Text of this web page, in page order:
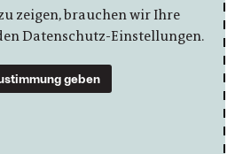
zeigen, brauchen wir Ihre
Datenschutz-Einstellungen.
geben